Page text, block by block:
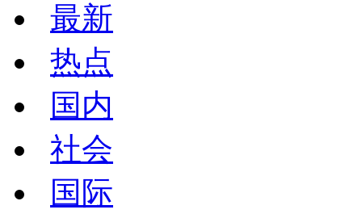
最新
热点
国内
社会
国际